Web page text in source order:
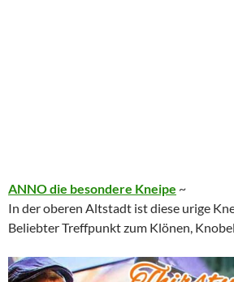
ANNO die besondere Kneipe ~
In der oberen Altstadt ist diese urige
Beliebter Treffpunkt zum Klönen,